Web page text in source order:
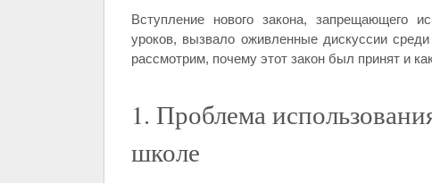
Вступление нового закона, запрещающего
уроков, вызвало оживленные дискуссии
рассмотрим, почему этот закон был принят и
1. Проблема
школе